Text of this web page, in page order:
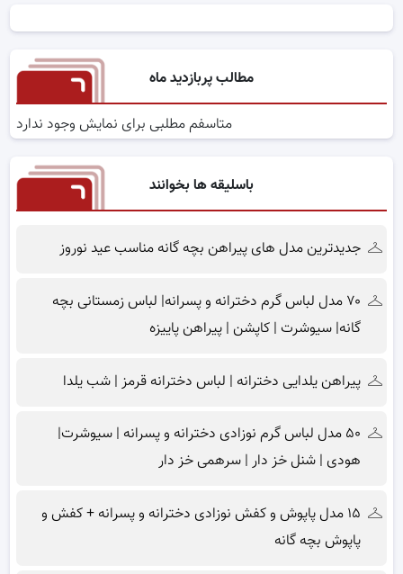
مطالب پربازدید ماه
متاسفم مطلبی برای نمایش وجود ندارد
باسلیقه ها بخوانند
جدیدترین مدل های پیراهن بچه گانه مناسب عید نوروز
۷۰ مدل لباس گرم دخترانه و پسرانه| لباس زمستانی بچه
گانه| سیوشرت | کاپشن | پیراهن پاییزه
پیراهن یلدایی دخترانه | لباس دخترانه قرمز | شب یلدا
۵۰ مدل لباس گرم نوزادی دخترانه و پسرانه | سیوشرت|
هودی | شنل خز دار | سرهمی خز دار
۱۵ مدل پاپوش و کفش نوزادی دخترانه و پسرانه + کفش و
پاپوش بچه گانه